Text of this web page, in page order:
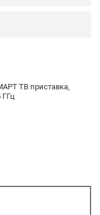
ТВ приставка,
ГГц